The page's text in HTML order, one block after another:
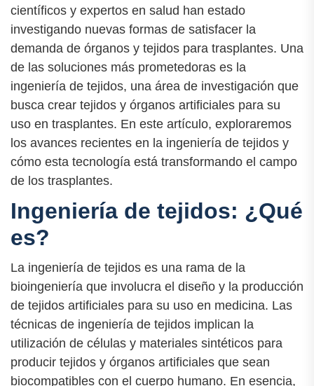
científicos y expertos en salud han estado
investigando nuevas formas de satisfacer la
demanda de órganos y tejidos para trasplantes. Una
de las soluciones más prometedoras es la
ingeniería de tejidos, una área de investigación que
busca crear tejidos y órganos artificiales para su
uso en trasplantes. En este artículo, exploraremos
los avances recientes en la ingeniería de tejidos y
cómo esta tecnología está transformando el campo
de los trasplantes.
Ingeniería de tejidos: ¿Qué
es?
La ingeniería de tejidos es una rama de la
bioingeniería que involucra el diseño y la producción
de tejidos artificiales para su uso en medicina. Las
técnicas de ingeniería de tejidos implican la
utilización de células y materiales sintéticos para
producir tejidos y órganos artificiales que sean
biocompatibles con el cuerpo humano. En esencia,